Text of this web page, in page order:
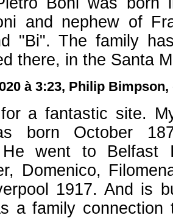
and nephew of
"Bi". The family
there, in the Santa
à 3:23, Philip
a fantastic site.
born October
He went to Belfast
Domenico,
1917. And is
a family